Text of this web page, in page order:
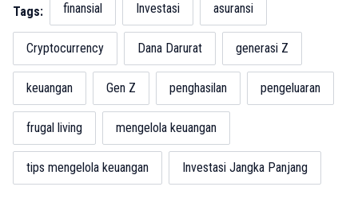
Tags: finansial Investasi asuransi
Cryptocurrency Dana Darurat generasi Z
keuangan Gen Z penghasilan pengeluaran
frugal living mengelola keuangan
tips mengelola keuangan Investasi Jangka Panjang